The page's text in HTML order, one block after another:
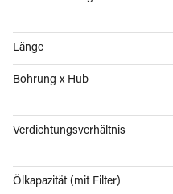
Länge
Bohrung x Hub
Verdichtungsverhältnis
Ölkapazität (mit Filter)